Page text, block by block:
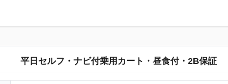
平日セルフ・ナビ付乗用カート・昼食付・2B保証